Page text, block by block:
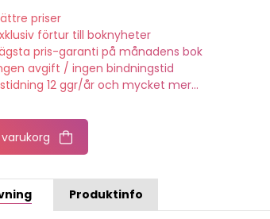
priser
förtur till boknyheter
pris-garanti på månadens bok
avgift / ingen bindningstid
12 ggr/år och mycket mer...
Produktinfo